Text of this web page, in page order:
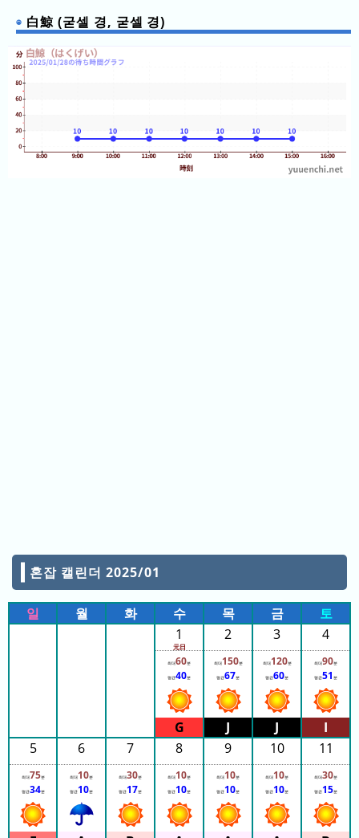
기
시
간
늘
까
지
래
전
5
일
전
전
2026
년
13:05
13:25
13:30
13:35白鯨
14:55白鯨
15:00
15:05白鯨
15:05
15:15白鯨
15:15
15:20白鯨
15:20
15:25白鯨
15:25
15:30 白鯨
15:30
15:35
15:35
15:40
15:45白鯨
15:45
15:50白鯨
15:50
白鯨 (굳셀 경, 굳셀 경)
혼잡 캘린더 2025/01
일 월 화 수 목 금
토
1
元日
최대60분
평균40분
2
최대150분
평균67분
3
최대120분
평균60분
4
최대90분
평균51 분
5
최대75분
평균34분
6
최대 10분
평균10분
7
최대30분
평균17분
8
최대 10분
평균10분
9
최대 10분
평균10분
10
최대 10분
평균10분
11
최대30분
평균15분